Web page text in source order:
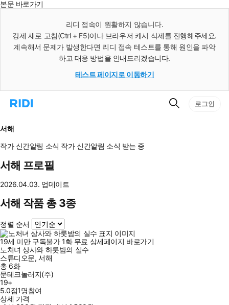
본문 바로가기
리디 접속이 원활하지 않습니다.
강제 새로 고침(Ctrl + F5)이나 브라우저 캐시 삭제를 진행해주세요.
계속해서 문제가 발생한다면 리디 접속 테스트를 통해 원인을 파악
하고 대응 방법을 안내드리겠습니다.
테스트 페이지로 이동하기
리
으
로
이
동
검
로그인
서해
작가 신간알림 소식 작가 신간알림 소식 받는 중
서해 프로필
2026.04.03. 업데이트
서해 작품 총 3종
정렬 순서
19세 미만 구독불가 1화 무료 상세페이지 바로가기
노처녀 상사와 하룻밤의 실수
스튜디오문,서해
총 6화
문테크놀러지(주)
19+
5.0점1명참여
상세 가격